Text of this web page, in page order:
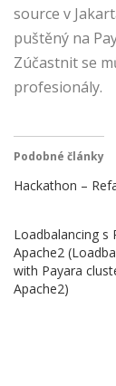
source v
puštěný na
Zúčastnit se
profesionály.
Podobné články
Hackathon –
Loadbalancing s
Apache2
with Payara
Apache2)